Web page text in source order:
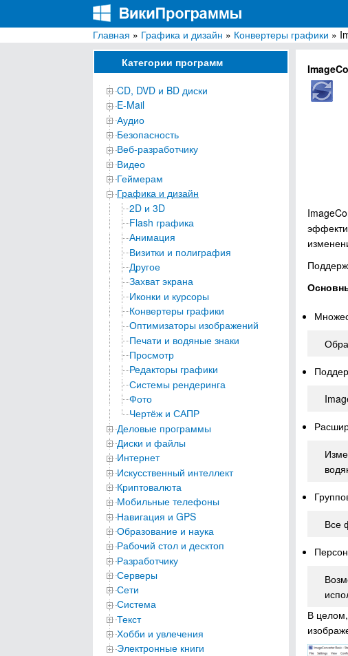
ВикиПрограммы
Энциклопедия бесплатных компьютерных программ
Главная » Графика и дизайн » Конвертеры графики »
Категории программ
CD, DVD и BD диски
E-Mail
Аудио
Безопасность
Веб-разработчику
Видео
Геймерам
Графика и дизайн
2D и 3D
Flash графика
Анимация
Визитки и полиграфия
Другое
Захват экрана
Иконки и курсоры
Конвертеры графики
Оптимизаторы изображений
Печати и водяные знаки
Просмотр
Редакторы графики
Системы рендеринга
Фото
Чертёж и САПР
Деловые программы
Диски и файлы
Интернет
Искусственный интеллект
Криптовалюта
Мобильные телефоны
Навигация и GPS
Образование и наука
Рабочий стол и десктоп
Разработчику
Серверы
Сети
Система
Текст
Хобби и увлечения
Электронные книги
Все
В